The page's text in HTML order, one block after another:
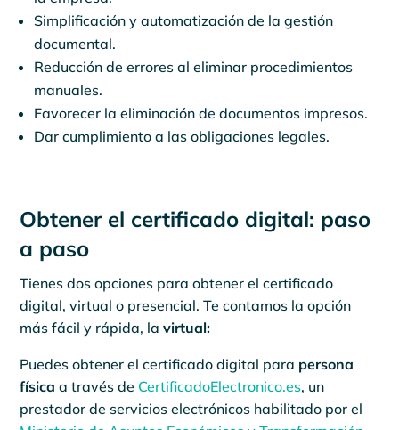
Simplificación y automatización de la gestión
documental.
Reducción de errores al eliminar procedimientos
manuales.
Favorecer la eliminación de documentos impresos.
Dar cumplimiento a las obligaciones legales.
Obtener el certificado digital: paso
a paso
Tienes dos opciones para obtener el certificado
digital, virtual o presencial. Te contamos la opción
más fácil y rápida, lavirtual:
Puedes obtener el certificado digital para persona
físicaa través de CertificadoElectronico.es, un
prestador de servicios electrónicos habilitado por el